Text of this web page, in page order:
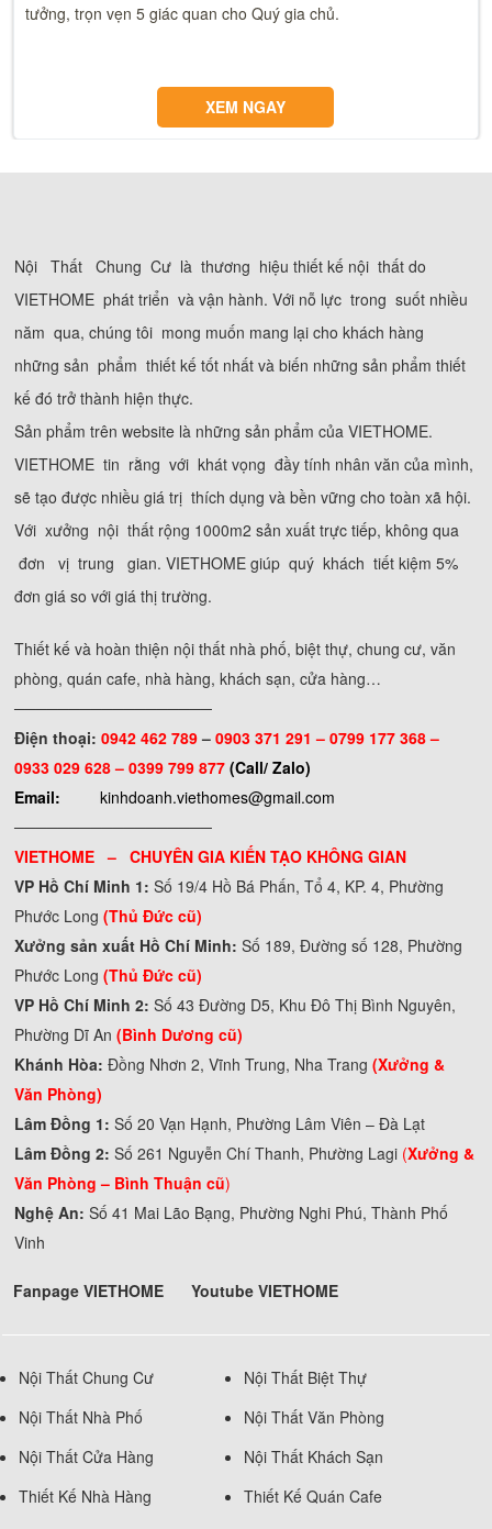
tưởng, trọn vẹn 5 giác quan cho Quý gia chủ.
XEM NGAY
Nội Thất Chung Cư là thương hiệu thiết kế nội thất do
VIETHOME phát triển và vận hành. Với nỗ lực trong suốt nhiều
năm qua, chúng tôi mong muốn mang lại cho khách hàng
những sản phẩm thiết kế tốt nhất và biến những sản phẩm thiết
kế đó trở thành hiện thực.
Sản phẩm trên website là những sản phẩm của VIETHOME.
VIETHOME tin rằng với khát vọng đầy tính nhân văn của mình,
sẽ tạo được nhiều giá trị thích dụng và bền vững cho toàn xã hội.
Với xưởng nội thất rộng 1000m2 sản xuất trực tiếp, không qua
đơn vị trung gian. VIETHOME giúp quý khách tiết kiệm 5%
đơn giá so với giá thị trường.
Thiết kế và hoàn thiện nội thất nhà phố, biệt thự, chung cư, văn
phòng, quán cafe, nhà hàng, khách sạn, cửa hàng…
──────────────────
Điện thoại:0942 462 789–0903 371 291 –0799 177 368 –
0933 029 628 – 0399 799 877(Call/ Zalo)
Email:
kinhdoanh.viethomes@gmail.com
──────────────────
VIETHOME – CHUYÊN GIA KIẾN TẠO KHÔNG GIAN
VP Hồ Chí Minh 1: Số 19/4 Hồ Bá Phấn, Tổ 4, KP. 4, Phường
Phước Long(Thủ Đức cũ)
Xưởng sản xuất Hồ Chí Minh: Số 189, Đường số 128, Phường
Phước Long(Thủ Đức cũ)
VP Hồ Chí Minh 2: Số 43 Đường D5, Khu Đô Thị Bình Nguyên,
Phường Dĩ An (Bình Dương cũ)
Khánh Hòa:Đồng Nhơn 2, Vĩnh Trung, Nha Trang (Xưởng &
Văn Phòng)
Lâm Đồng 1:Số 20 Vạn Hạnh, Phường Lâm Viên – Đà Lạt
Lâm Đồng 2:Số 261 Nguyễn Chí Thanh, Phường Lagi (Xưởng &
Văn Phòng – Bình Thuận cũ)
Nghệ An: Số 41 Mai Lão Bạng, Phường Nghi Phú, Thành Phố
Vinh
Fanpage VIETHOME Youtube VIETHOME
Nội Thất Chung Cư
Nội Thất Biệt Thự
Nội Thất Nhà Phố
Nội Thất Văn Phòng
Nội Thất Cửa Hàng
Nội Thất Khách Sạn
Thiết Kế Nhà Hàng
Thiết Kế Quán Cafe